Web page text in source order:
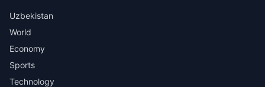
Uzbekistan
World
Economy
Sports
Technology